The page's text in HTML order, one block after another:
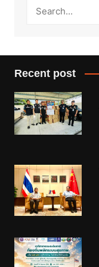
Recent post